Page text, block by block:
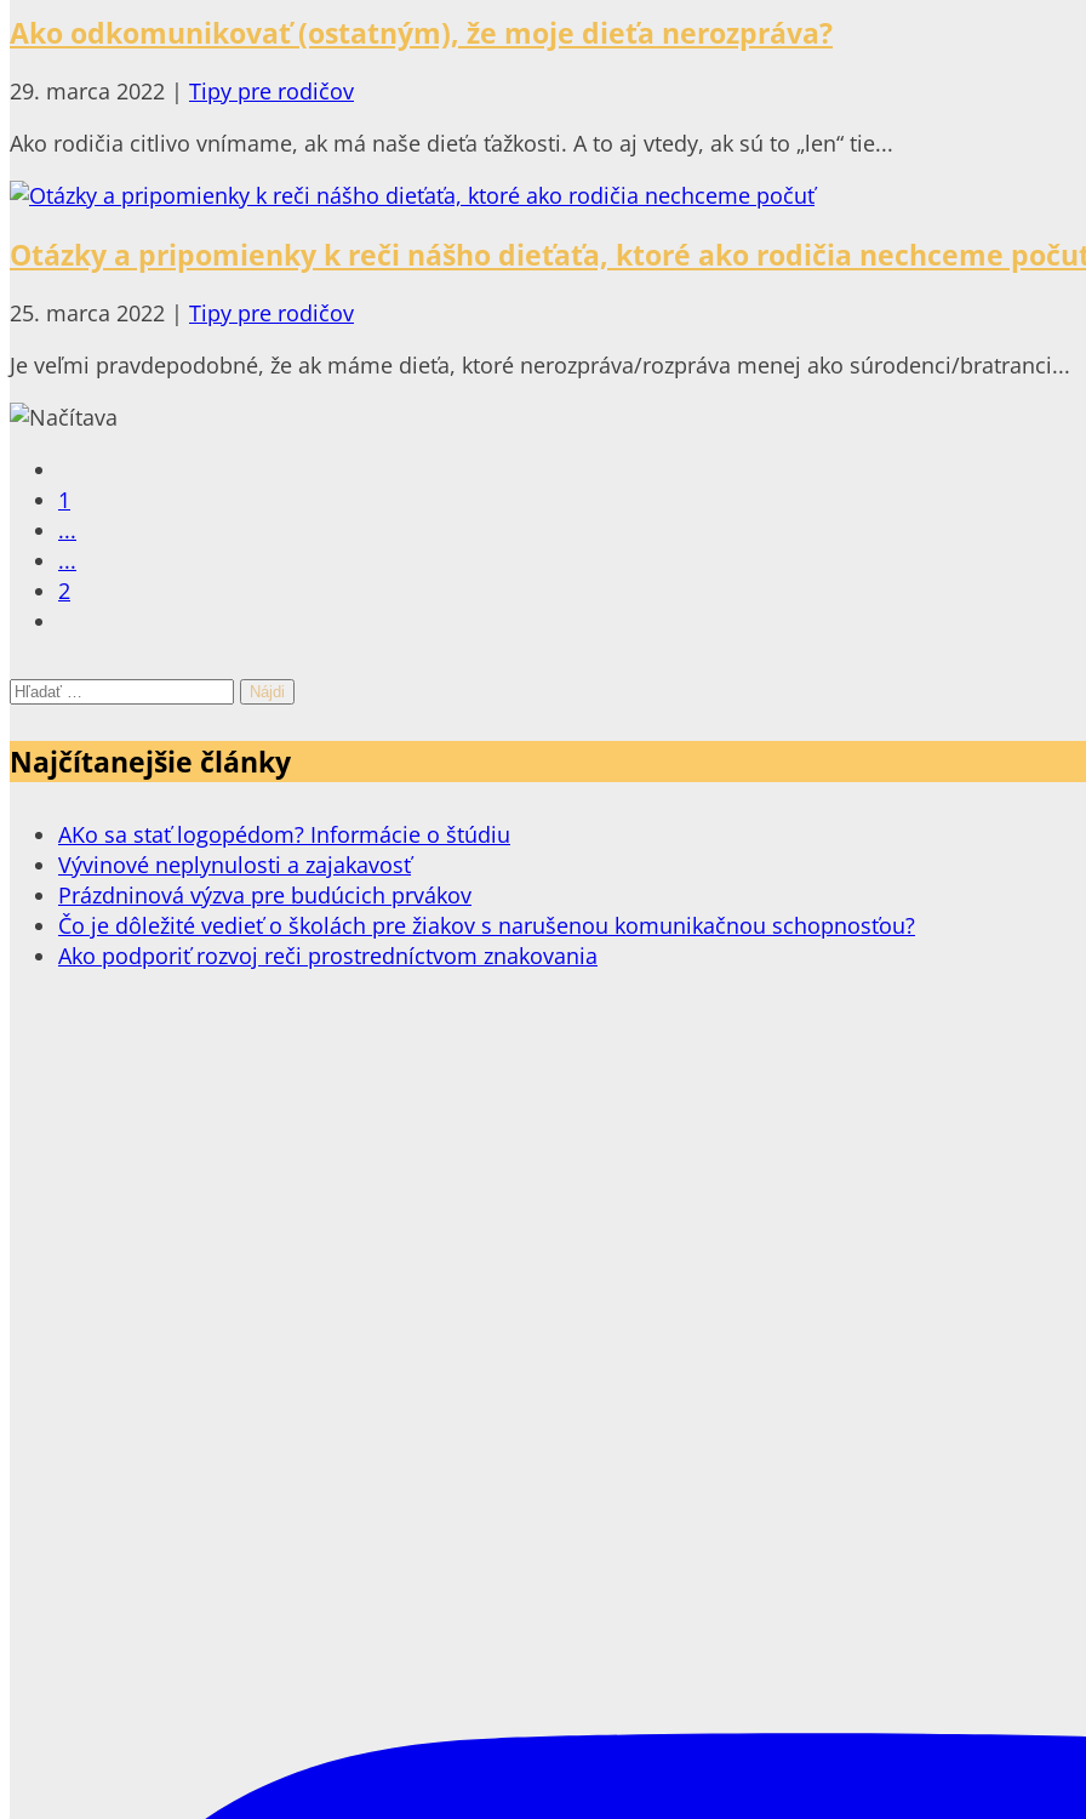
Ako odkomunikovať (ostatným), že moje dieťa nerozpráva?
29. marca 2022 | Tipy pre rodičov
Ako rodičia citlivo vnímame, ak má naše dieťa ťažkosti. A to aj vtedy, ak sú to „len“ tie...
Otázky a pripomienky k reči nášho dieťaťa, ktoré ako rodičia nechceme
25. marca 2022 | Tipy pre rodičov
Je veľmi pravdepodobné, že ak máme dieťa, ktoré nerozpráva/rozpráva menej ako súrodenci/bratranci...
1
...
...
2
Hľadať:
Najčítanejšie články
AKo sa stať logopédom? Informácie o štúdiu
Vývinové neplynulosti a zajakavosť
Prázdninová výzva pre budúcich prvákov
Čo je dôležité vedieť o školách pre žiakov s narušenou komunikačnou schopnosťou?
Ako podporiť rozvoj reči prostredníctvom znakovania